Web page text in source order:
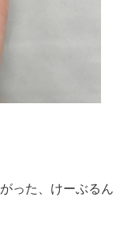
った、けーぶるん